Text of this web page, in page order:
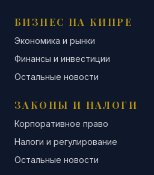
БИЗНЕС НА КИПРЕ
Экономика и рынки
Финансы и инвестиции
Остальные новости
ЗАКОНЫ И НАЛОГИ
Корпоративное право
Налоги и регулирование
Остальные новости